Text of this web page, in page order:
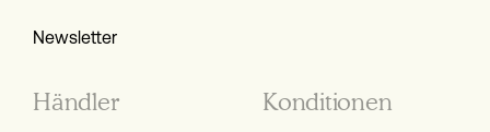
Newsletter
Händler Konditionen